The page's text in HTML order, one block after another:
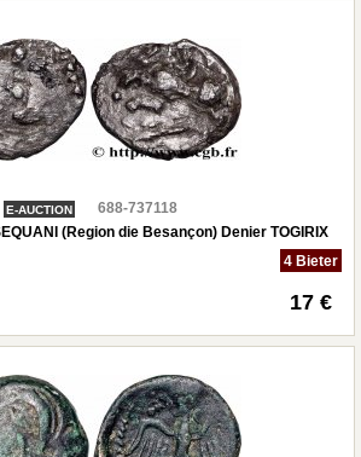
E-AUCTION
688-737118
(Region die Besançon) Denier TOGIRIX
4 Bieter
17 €